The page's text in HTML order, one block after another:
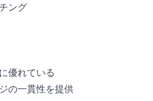
ング
優れている
の一貫性を提供